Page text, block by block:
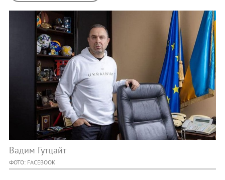
Вадим Гутцайт
ФОТО: FACEBOOK